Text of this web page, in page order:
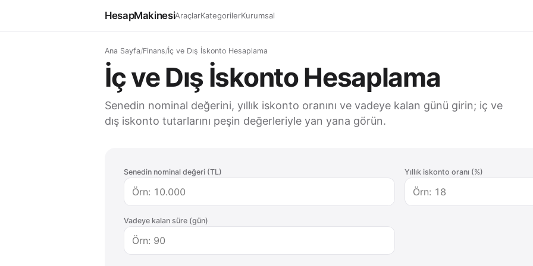
HesapMakinesiAraçlarKategorilerKurumsal
Ana Sayfa/Finans/İç ve Dış İskonto Hesaplama
İç ve Dış İskonto Hesaplama
Senedin nominal değerini, yıllık iskonto oranını ve vadeye kalan günü girin; iç ve
dış iskonto tutarlarını peşin değerleriyle yan yana görün.
Senedin nominal değeri (TL) Yıllık iskonto oranı (%)
Vadeye kalan süre (gün)